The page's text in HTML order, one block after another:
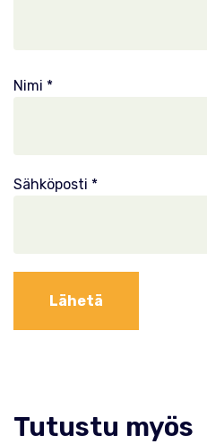
Nimi *
Sähköposti *
Tutustu myös